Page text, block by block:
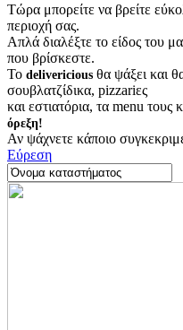
Τώρα μπορείτε να βρείτε
περιοχή σας.
Απλά διαλέξτε το είδος του
που βρίσκεστε.
Το delivericious θα ψάξει και
σουβλατζίδικα, pizzariες
και εστιατόρια, τα menu τους
όρεξη!
Αν ψάχνετε κάποιο
Εύρεση